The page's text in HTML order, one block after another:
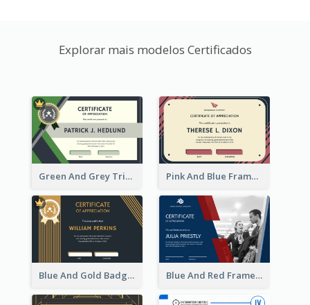
Explorar mais modelos Certificados
Green And Grey Triangles With Badge Certificate Pink And Blue Frame Company Certificate
Blue And Gold Badge Appreciation Certificate Blue And Red Frame With Photo Certificate